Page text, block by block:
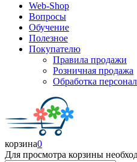
Web-Shop
Вопросы
Обучение
Полезное
Покупателю
Правила продажи
Розничная продажа
Обработка
корзина0
Для просмотра корзины